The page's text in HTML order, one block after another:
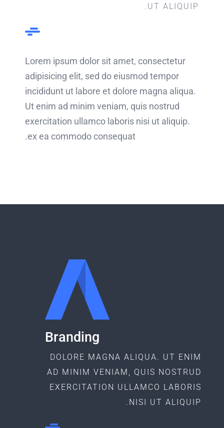
UT ALIQUIP.
Lorem ipsum dolor sit amet, consectetur
adipisicing elit, sed do eiusmod tempor
incididunt ut labore et dolore magna aliqua.
Ut enim ad minim veniam, quis nostrud
exercitation ullamco laboris nisi ut aliquip.
ex ea commodo consequat.
Branding
DOLORE MAGNA ALIQUA. UT ENIM
AD MINIM VENIAM, QUIS NOSTRUD
EXERCITATION ULLAMCO LABORIS
NISI UT ALIQUIP.